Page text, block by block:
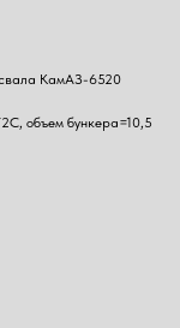
КамАЗ-6520
объем бункера=10,5